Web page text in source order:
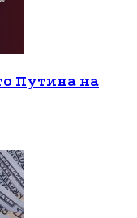
Путина на